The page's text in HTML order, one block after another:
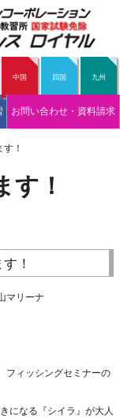
中国 四国 九州
お問い合わせ・資料請求
！
す！
！
フィッシングセミナーの
になる『シイラ』が大人